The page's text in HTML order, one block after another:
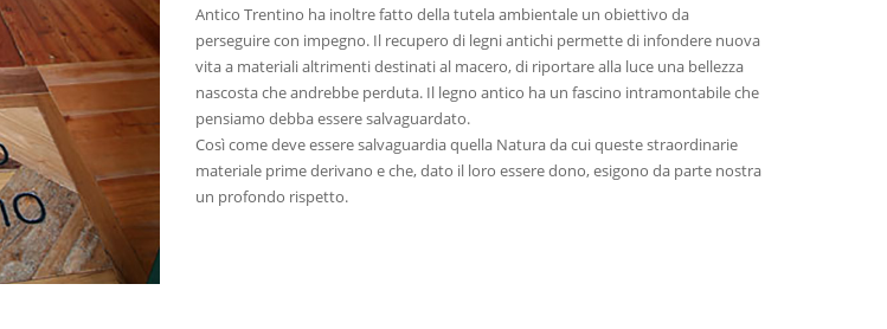
Antico Trentino ha inoltre fatto della tutela ambientale un obiettivo da
perseguire con impegno. Il recupero di legni antichi permette di infondere nuova
vita a materiali altrimenti destinati al macero, di riportare alla luce una bellezza
nascosta che andrebbe perduta. Il legno antico ha un fascino intramontabile che
pensiamo debba essere salvaguardato.
Così come deve essere salvaguardia quella Natura da cui queste straordinarie
materiale prime derivano e che, dato il loro essere dono, esigono da parte nostra
un profondo rispetto.